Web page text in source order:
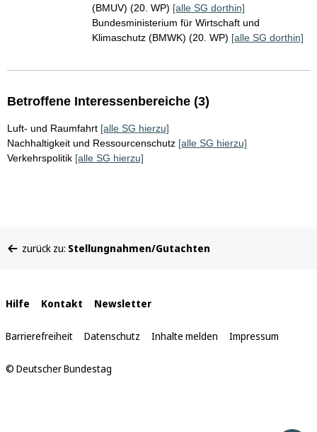
(BMUV) (20. WP) [alle SG dorthin]
Bundesministerium für Wirtschaft und
Klimaschutz (BMWK) (20. WP) [alle SG dorthin]
Betroffene Interessenbereiche (3)
Luft- und Raumfahrt [alle SG hierzu]
Nachhaltigkeit und Ressourcenschutz [alle SG hierzu]
Verkehrspolitik [alle SG hierzu]
befinden
zurück zu: Stellungnahmen/Gutachten
Interne
Links
Hilfe Kontakt Newsletter
Barrierefreiheit Datenschutz Inhalte melden Impressum
© Deutscher Bundestag